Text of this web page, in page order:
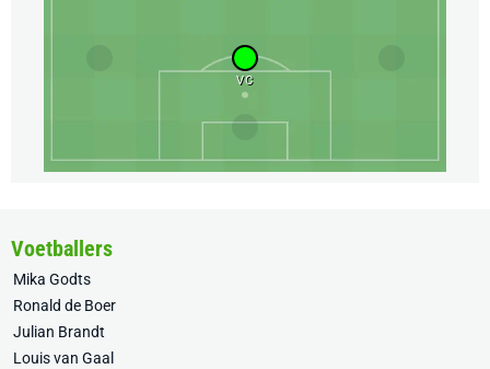
VC
Voetballers
Mika Godts
Ronald de Boer
Julian Brandt
Louis van Gaal